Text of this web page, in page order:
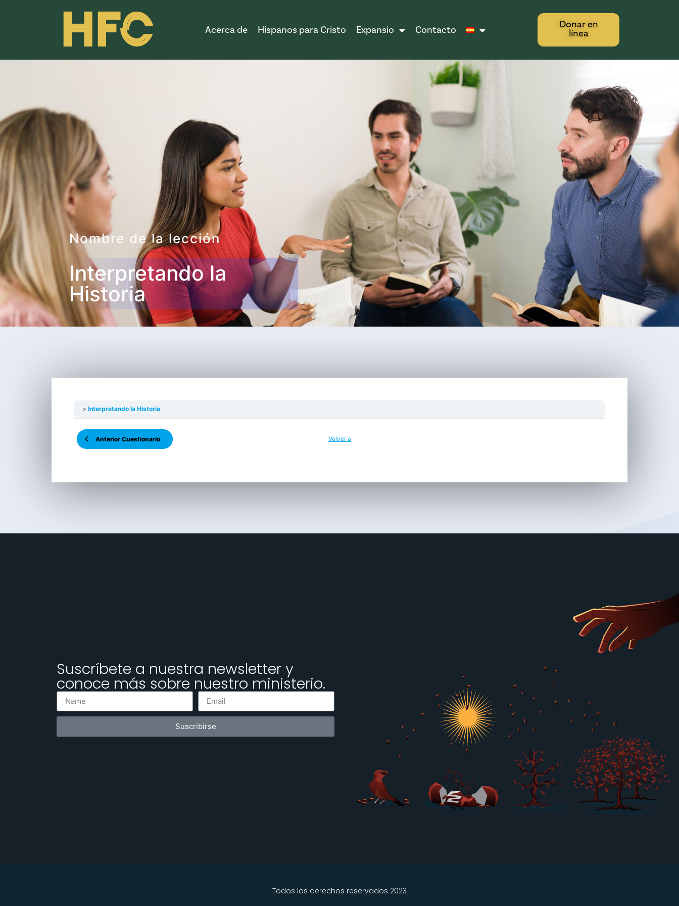
HFC Acerca de Hispanos para Cristo Expansio Contacto
Donar en
línea
Nombre de la lección
Interpretando la
Historia
Interpretando la Historia
Anterior Cuestionario Volver a
Suscríbete a nuestra newsletter y
conoce más sobre nuestro ministerio.
Suscribirse
Todos los derechos reservados 2023